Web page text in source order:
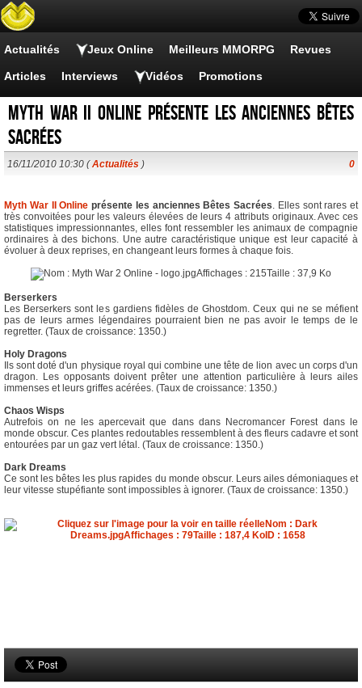
Actualités Jeux Online Meilleurs MMORPG Revues
Articles Interviews Vidéos Promotions
Myth War II Online présente les anciennes Bêtes
Sacrées
16/11/2010 10:30 (Actualités ) 0
Myth War II Online présente les anciennes Bêtes Sacrées. Elles sont rares et
très convoitées pour les valeurs élevées de leurs 4 attributs originaux. Avec ces
statistiques impressionnantes, elles font ressembler les animaux de compagnie
ordinaires à des bichons. Une autre caractéristique unique est leur capacité à
évoluer à deux reprises, en changeant leurs formes à chaque fois.
Berserkers
Les Berserkers sont les gardiens fidèles de Ghostdom. Ceux qui ne se méfient
pas de leurs armes légendaires pourraient bien ne pas avoir le temps de le
regretter. (Taux de croissance: 1350.)
Holy Dragons
Ils sont doté d'un physique royal qui combine une tête de lion avec un corps d'un
dragon. Les opposants doivent prêter une attention particulière à leurs ailes
immenses et leurs griffes acérées. (Taux de croissance: 1350.)
Chaos Wisps
Autrefois on ne les apercevait que dans dans Necromancer Forest dans le
monde obscur. Ces plantes redoutables ressemblent à des fleurs cadavre et sont
entourées par un gaz vert létal. (Taux de croissance: 1350.)
Dark Dreams
Ce sont les bêtes les plus rapides du monde obscur. Leurs ailes démoniaques et
leur vitesse stupéfiante sont impossibles à ignorer. (Taux de croissance: 1350.)